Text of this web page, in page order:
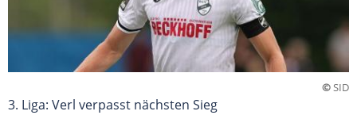
©SID
3. Liga: Verl verpasst nächsten Sieg